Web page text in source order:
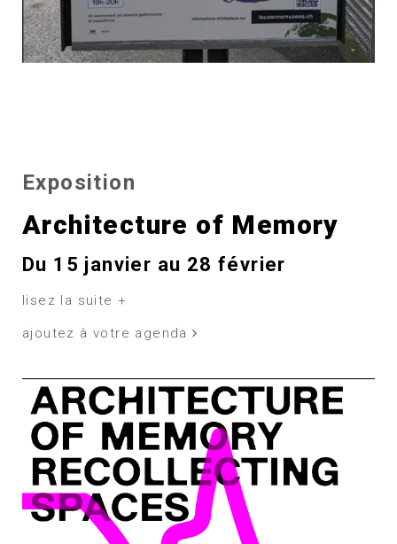
Exposition
Architecture of Memory
Du 15 janvier au 28 février
lisez la suite +
ajoutez à votre agenda